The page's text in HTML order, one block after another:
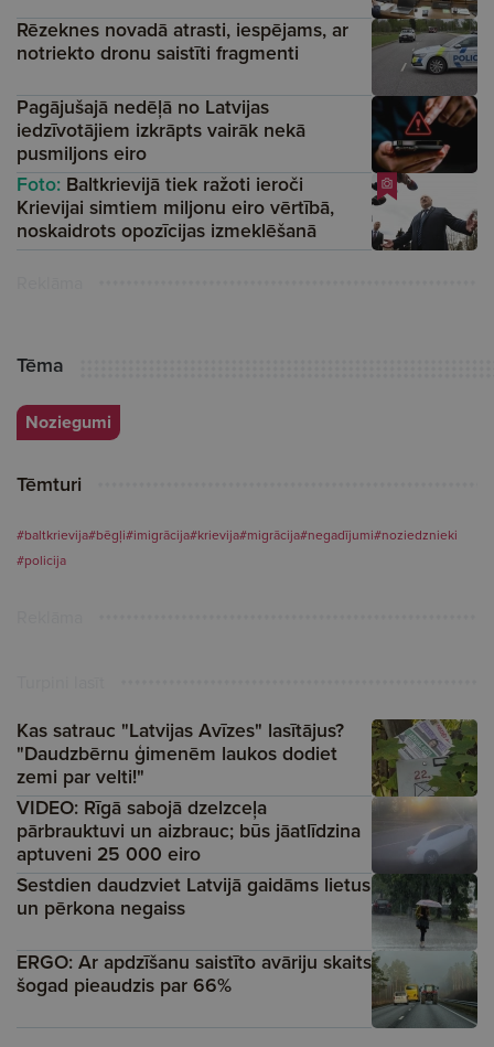
Rēzeknes novadā atrasti, iespējams, ar
notriekto dronu saistīti fragmenti
Pagājušajā nedēļā no Latvijas
iedzīvotājiem izkrāpts vairāk nekā
pusmiljons eiro
Foto: Baltkrievijā tiek ražoti ieroči
Krievijai simtiem miljonu eiro vērtībā,
noskaidrots opozīcijas izmeklēšanā
Tēma
Noziegumi
Tēmturi
#baltkrievija#bēgļi#imigrācija#krievija#migrācija#negadījumi#noziedznieki
#policija
Kas satrauc "Latvijas Avīzes" lasītājus?
"Daudzbērnu ģimenēm laukos dodiet
zemi par velti!"
VIDEO: Rīgā sabojā dzelzceļa
pārbrauktuvi un aizbrauc; būs jāatlīdzina
aptuveni 25 000 eiro
Sestdien daudzviet Latvijā gaidāms lietus
un pērkona negaiss
ERGO: Ar apdzīšanu saistīto avāriju skaits
šogad pieaudzis par 66%